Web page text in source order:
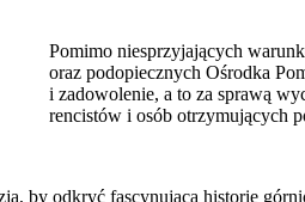
Pomimo niesprzyjających
oraz podopiecznych Ośrodka
i zadowolenie, a to za sprawą
rencistów i osób otrzymujących
by odkryć fascynującą historię